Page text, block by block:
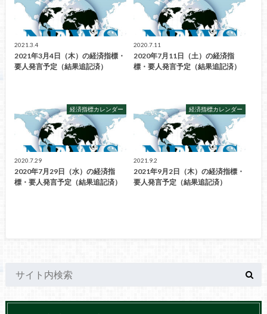
2021.3.4
2021年3月4日（木）の経済指標・
要人発言予定（結果追記済）
2020.7.11
2020年7月11日（土）の経済指
標・要人発言予定（結果追記済）
経済指標カレンダー
2020.7.29
2020年7月29日（水）の経済指
標・要人発言予定（結果追記済）
経済指標カレンダー
2021.9.2
2021年9月2日（木）の経済指標・
要人発言予定（結果追記済）